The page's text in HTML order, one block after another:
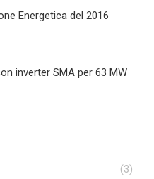
Energetica del 2016
inverter SMA per 63 MW
(3)